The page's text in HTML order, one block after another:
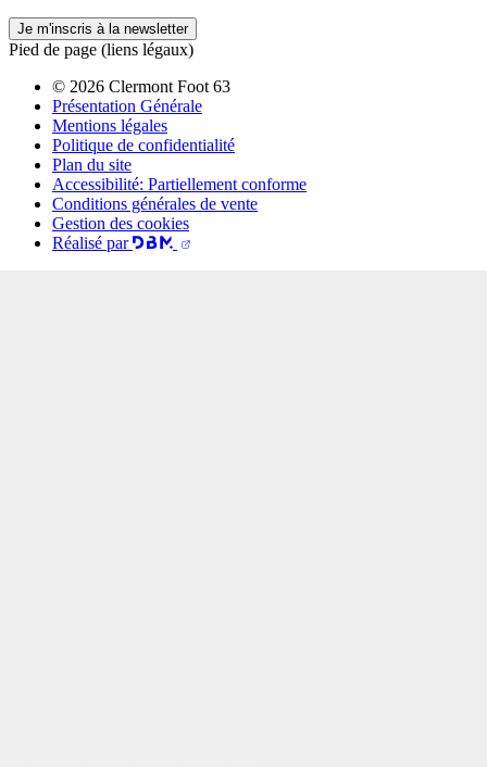
Je m'inscris à la newsletter
Pied de page (liens légaux)
© 2026 Clermont Foot 63
Présentation Générale
Mentions légales
Politique de confidentialité
Plan du site
Accessibilité: Partiellement conforme
Conditions générales de vente
Gestion des cookies
Réalisé par